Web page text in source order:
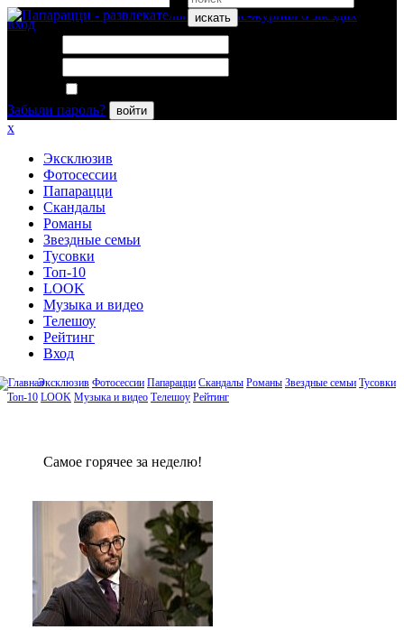
искать
вход
Забыли пароль?
войти
x
Эксклюзив
Фотосессии
Папарацци
Скандалы
Романы
Звездные семьи
Тусовки
Топ-10
LOOK
Музыка и видео
Телешоу
Рейтинг
Вход
Эксклюзив Фотосессии Папарацци Скандалы Романы Звездные семьи Тусовки
Топ-10 LOOK Музыка и видео Телешоу Рейтинг
Сaмое гoрячее за неделю!